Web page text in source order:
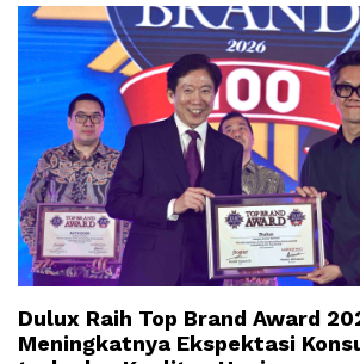
Dulux Raih Top Brand Award
Meningkatnya Ekspektasi